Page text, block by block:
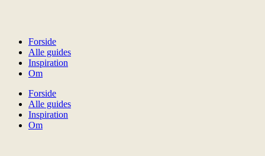
Forside
Alle guides
Inspiration
Om
Forside
Alle guides
Inspiration
Om